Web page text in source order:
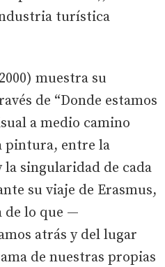
turística
muestra su
de “Donde estamos
a medio camino
pintura, entre la
singularidad de cada
su viaje de Erasmus,
de lo que —
atrás y del lugar
de nuestras propias